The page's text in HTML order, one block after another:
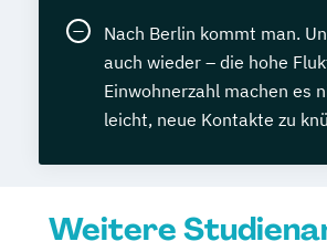
Nach Berlin kommt man.
auch wieder – die hohe
Einwohnerzahl machen es
leicht, neue Kontakte zu
Weitere